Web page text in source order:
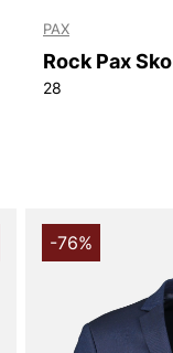
PAX
Rock Pax Sko
28
-76%